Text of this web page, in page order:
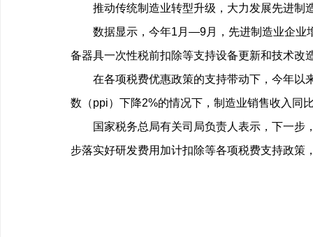
推动传统制造业转型升级，大力发展先进制
数据显示，今年1月—9月，先进制造业企业增
备器具一次性税前扣除等支持设备更新和技术改
在各项税费优惠政策的支持带动下，今年以
数（ppi）下降2%的情况下，制造业销售收入同
国家税务总局有关司局负责人表示，下一步，
步落实好研发费用加计扣除等各项税费支持政策